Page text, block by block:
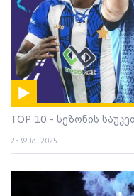
TOP 10 - სეზონის
25 დეკ. 2025